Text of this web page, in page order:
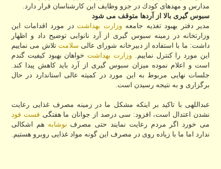
مدارس و مهدهای كودك در جزو وظایف این كارشناسان قرار دارد.
سبوس گیری بالا از آردها متوقف می شود
مدیر دفتر بهبود تغذیه جامعه وزارت بهداشت در مورد اقدامات این
وزارتخانه در زمینه سبوس گیری از آرد نانوایی توضیح داد و اظهار
داشت: ما با استفاده از دبیرخانه شورای عالی سلامت تلاش می نماییم
این مورد را كنترل نماییم. وزارت بهداشت خواهان بهبود كیفیت گندم
است و اعلام نموده میزان سبوس گیری از آرد باید كاهش پیدا كند.
جلسات نهایی مربوط به این مورد در كمیته عالی استاندارد در حال
برگزاری و به نتیجه رسیدن است.
عبداللهی با تاكید بر اینكه مشكل ما در زمینه مصرف غذایی رعایت
نشدن اعتدال است، افزود: سی درصد از جوانان ما هفتگی فست فود
می خورد اگر مردم رعایت نمایند حتی مصرف نوشابه هم اشكالی
ندارد اما ما با زیاده روی در مصرف این گونه مواد غذایی روبرو هستیم.